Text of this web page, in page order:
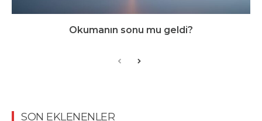
Okumanın sonu mu geldi?
SON EKLENENLER